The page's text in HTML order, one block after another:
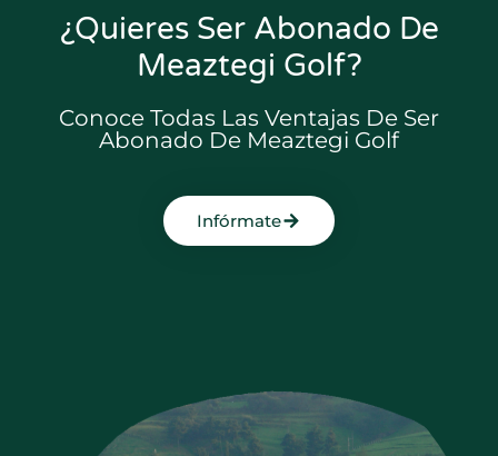
¿Quieres Ser Abonado De
Meaztegi Golf?
Conoce Todas Las Ventajas De Ser
Abonado De Meaztegi Golf
Infórmate